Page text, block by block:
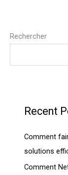
Rechercher
Recent
Comment
solutions
Comment